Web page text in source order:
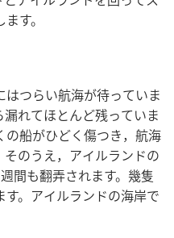
す。
つらい航海が待っていま
れてほとんど残っていま
船がひどく傷つき，航海
のうえ，アイルランドの
間も翻弄されます。幾隻
。アイルランドの海岸で